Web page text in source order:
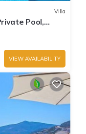
Villa
Pool,
VIEW AVAILABILITY